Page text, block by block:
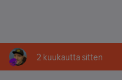
2 kuukautta sitten